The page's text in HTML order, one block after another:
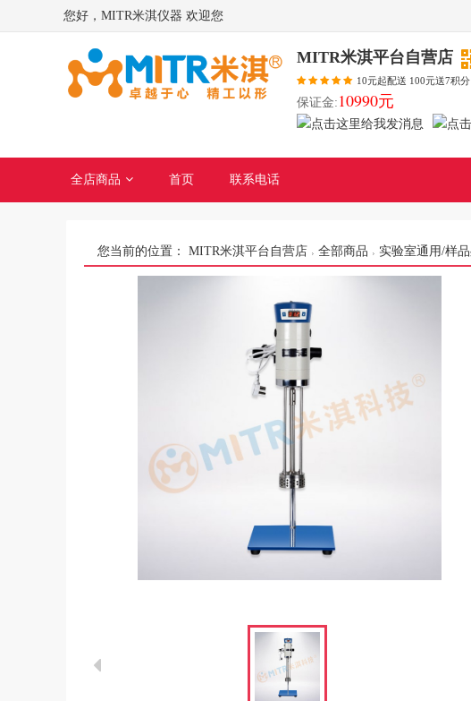
您好，MITR米淇仪器 欢迎您
MITR米淇平台自营店
10元起配送 100元送7积分
保证金: 10990元
全店商品 首页 联系电话
您当前的位置： MITR米淇平台自营店 全部商品 实验室通用/样